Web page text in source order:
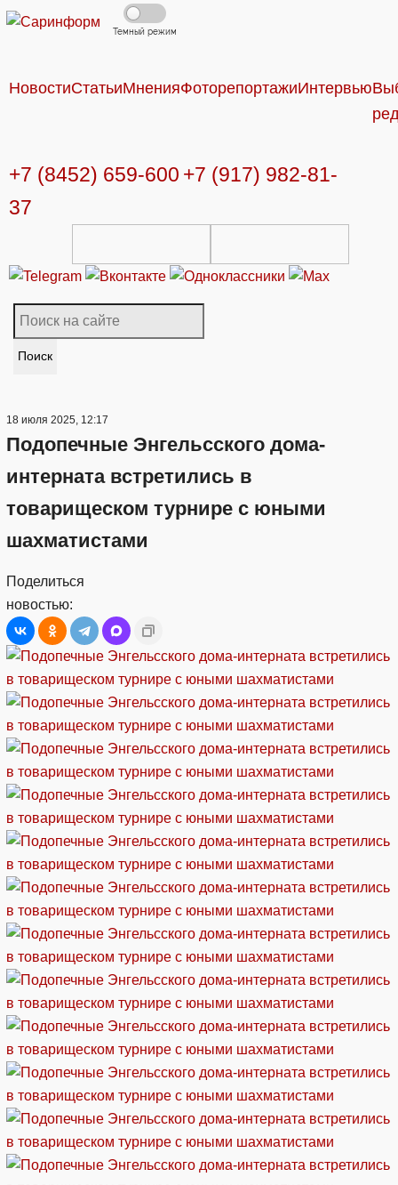
Темный режим
НовостиСтатьиМненияФоторепортажиИнтервью
+7 (8452) 659-600 +7 (917) 982-81-
37
Поиск
18 июля 2025, 12:17
Подопечные Энгельсского дома-
интерната встретились в
товарищеском турнире с юными
шахматистами
Поделиться
новостью: